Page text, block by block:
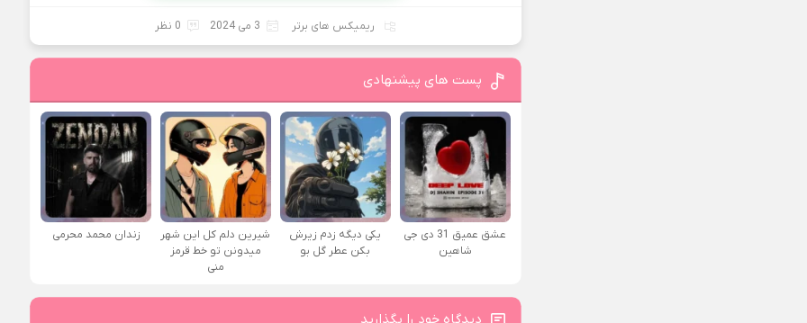
ریمیکس های برتر 3 می 2024 0 نظر
پست های پیشنهادی
عشق عمیق 31 دی جی
شاهین
یکی دیگه زدم زیرش
بکن عطر گل بو
شیرین دلم کل این شهر
میدونن تو خط قرمز
منی
زندان محمد محرمی